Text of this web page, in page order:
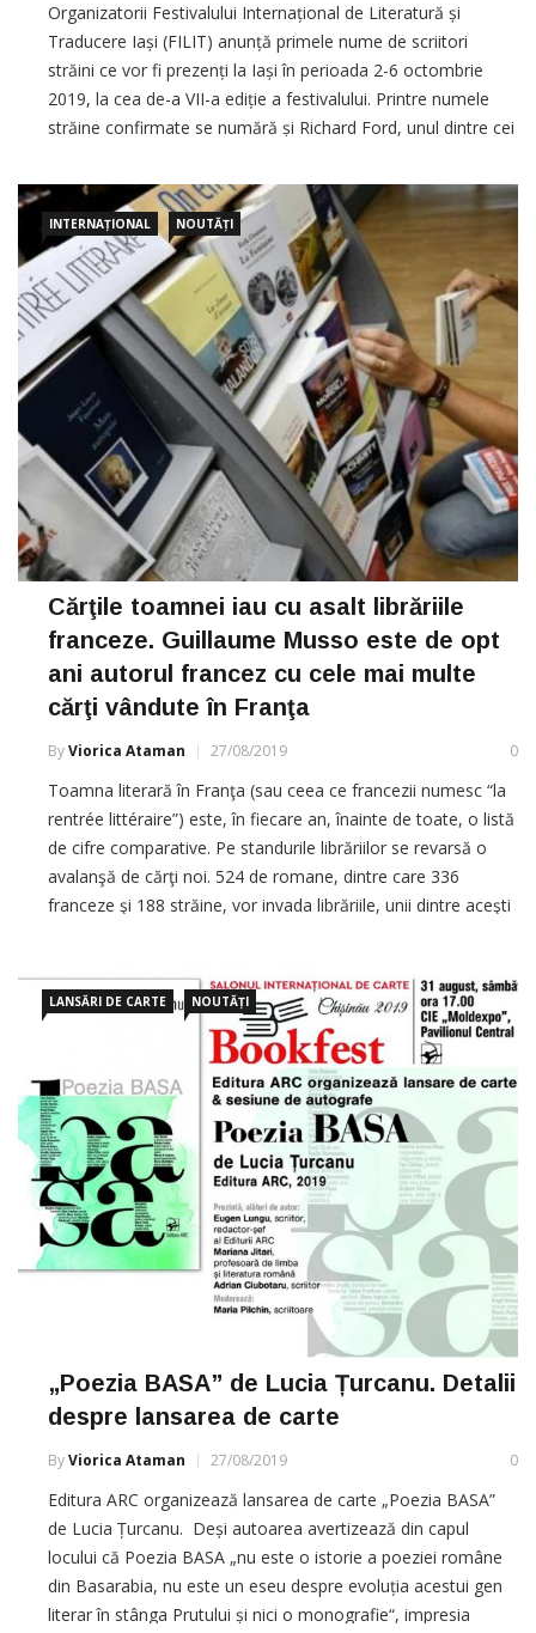
Organizatorii Festivalului Internațional de Literatură și
Traducere Iași (FILIT) anunță primele nume de scriitori
străini ce vor fi prezenți la Iași în perioada 2-6 octombrie
2019, la cea de-a VII-a ediție a festivalului. Printre numele
străine confirmate se numără și Richard Ford, unul dintre cei
care a primit în
INTERNAȚIONAL NOUTĂȚI
Cărţile toamnei iau cu asalt librăriile
franceze. Guillaume Musso este de opt
ani autorul francez cu cele mai multe
cărţi vândute în Franţa
ByViorica Ataman 27/08/2019 0
Toamna literară în Franţa (sau ceea ce francezii numesc “la
rentrée littéraire”) este, în fiecare an, înainte de toate, o listă
de cifre comparative. Pe standurile librăriilor se revarsă o
avalanşă de cărţi noi. 524 de romane, dintre care 336
franceze şi 188 străine, vor invada librăriile, unii dintre aceşti
LANSĂRI DE CARTE NOUTĂȚI
„Poezia BASA” de Lucia Țurcanu. Detalii
despre lansarea de carte
ByViorica Ataman 27/08/2019 0
Editura ARC organizează lansarea de carte „Poezia BASA”
de Lucia Țurcanu. Deși autoarea avertizează din capul
locului că Poezia BASA „nu este o istorie a poeziei române
din Basarabia, nu este un eseu despre evoluția acestui gen
literar în stânga Prutului și nici o monografie“, impresia